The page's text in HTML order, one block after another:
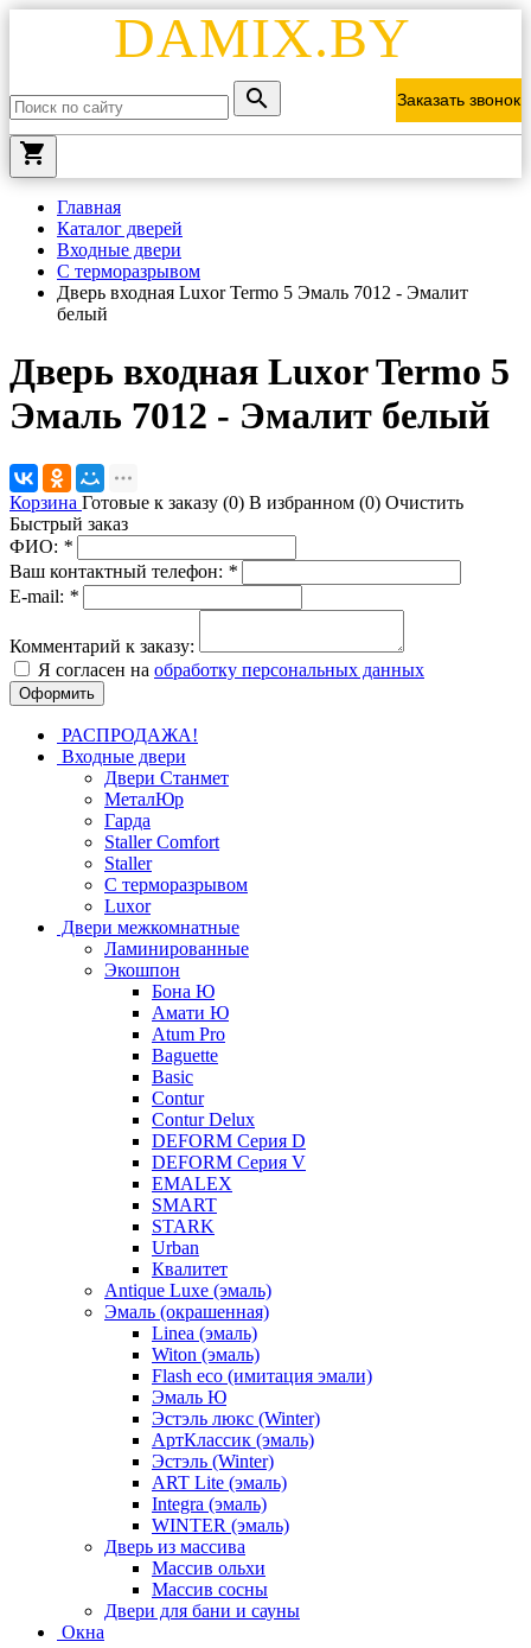
DAMIX.BY
Заказать звонок
local_grocery_store
Главная
Каталог дверей
Входные двери
С терморазрывом
Дверь входная Luxor Termo 5 Эмаль 7012 - Эмалит
белый
Дверь входная Luxor Termo 5
Эмаль 7012 - Эмалит белый
Корзина Готовые к заказу (0) В избранном (0) Очистить
Быстрый заказ
ФИО: *
Ваш контактный телефон: *
E-mail: *
Комментарий к заказу:
Я согласен на обработку персональных данных
РАСПРОДАЖА!
Входные двери
Двери Станмет
МеталЮр
Гарда
Staller Comfort
Staller
С терморазрывом
Luxor
Двери межкомнатные
Ламинированные
Экошпон
Бона Ю
Амати Ю
Atum Pro
Baguette
Basic
Contur
Contur Delux
DEFORM Серия D
DEFORM Серия V
EMALEX
SMART
STARK
Urban
Квалитет
Antique Luxe (эмаль)
Эмаль (окрашенная)
Linea (эмаль)
Witon (эмаль)
Flash eco (имитация эмали)
Эмаль Ю
Эстэль люкс (Winter)
АртКлассик (эмаль)
Эстэль (Winter)
ART Lite (эмаль)
Integra (эмаль)
WINTER (эмаль)
Дверь из массива
Массив ольхи
Массив сосны
Двери для бани и сауны
Окна